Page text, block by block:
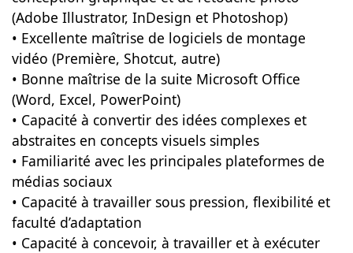
(Adobe Illustrator, InDesign et Photoshop)
• Excellente maîtrise de logiciels de montage
vidéo (Première, Shotcut, autre)
• Bonne maîtrise de la suite Microsoft Office
(Word, Excel, PowerPoint)
• Capacité à convertir des idées complexes et
abstraites en concepts visuels simples
• Familiarité avec les principales plateformes de
médias sociaux
• Capacité à travailler sous pression, flexibilité et
faculté d’adaptation
• Capacité à concevoir, à travailler et à exécuter